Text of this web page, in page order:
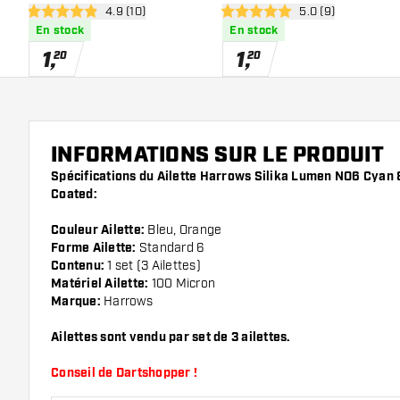
Crystalline Coatedouvrir le panneau des avis
4.9 étoiles de notation
4.9 (10)
En stock
1,20
Tough Crystalline Coated
ouvrir le panneau
5 étoiles de notation
5.0 (9)
En stock
1,20
INFORMATIONS SUR LE PRODUIT
Spécifications du Ailette Harrows Silika Lumen NO6 Cyan
Coated:
Couleur Ailette: Bleu, Orange
Forme Ailette: Standard 6
Contenu: 1 set (3 Ailettes)
Matériel Ailette: 100 Micron
Marque: Harrows
Ailettes sont vendu par set de 3 ailettes.
Conseil de Dartshopper !